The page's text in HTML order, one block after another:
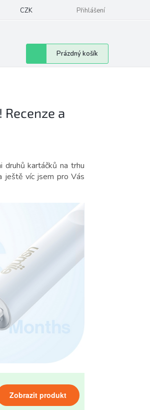
Podmínky ochrany osobních údajů e-
CZK Přihlášení
Nákupní
košík
Prázdný košík
Recenze a
druhů kartáčků na trhu
ještě víc jsem pro Vás